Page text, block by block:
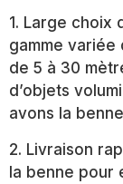
1. Large choix
gamme variée
de 5 à 30
d’objets
avons la
2. Livraison
la benne pour